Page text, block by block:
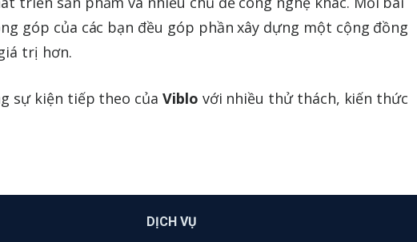
góp của các bạn đều góp phần xây dựng một cộng đồng
trị hơn.
sự kiện tiếp theo của Viblo với nhiều thử thách, kiến thức
DỊCH VỤ